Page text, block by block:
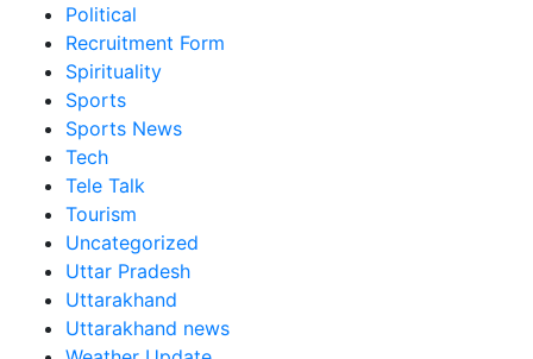
Political
Recruitment Form
Spirituality
Sports
Sports News
Tech
Tele Talk
Tourism
Uncategorized
Uttar Pradesh
Uttarakhand
Uttarakhand news